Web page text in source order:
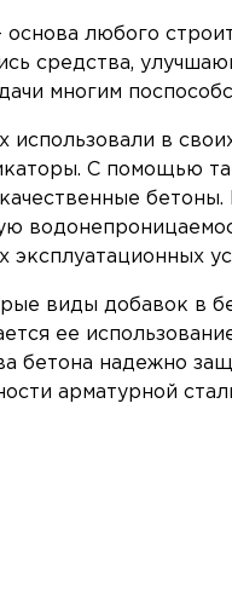
основа любого
средства,
многим
использовали в
С помощью
эксплуатационных
виды добавок в
ее
бетона надежно
арматурной